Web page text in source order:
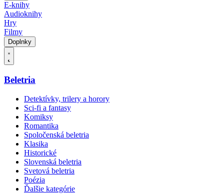
E-knihy
Audioknihy
Hry
Filmy
Doplnky
Beletria
Detektívky, trilery a horory
Sci-fi a fantasy
Komiksy
Romantika
Spoločenská beletria
Klasika
Historické
Slovenská beletria
Svetová beletria
Poézia
Ďalšie kategórie